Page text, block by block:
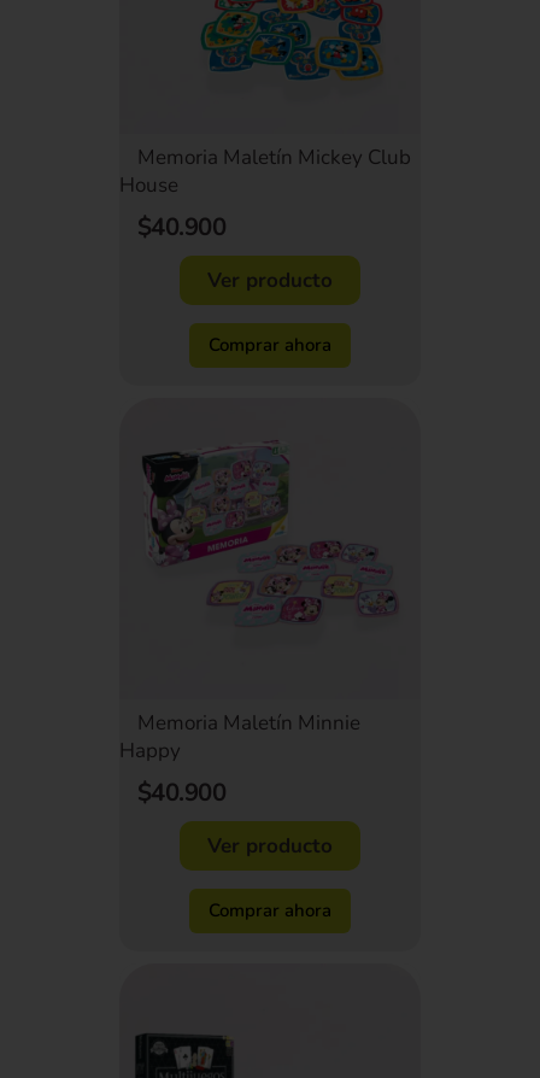
Memoria Maletín Mickey Club
House
$40.900
Ver producto
Comprar ahora
Memoria Maletín Minnie
Happy
$40.900
Ver producto
Comprar ahora